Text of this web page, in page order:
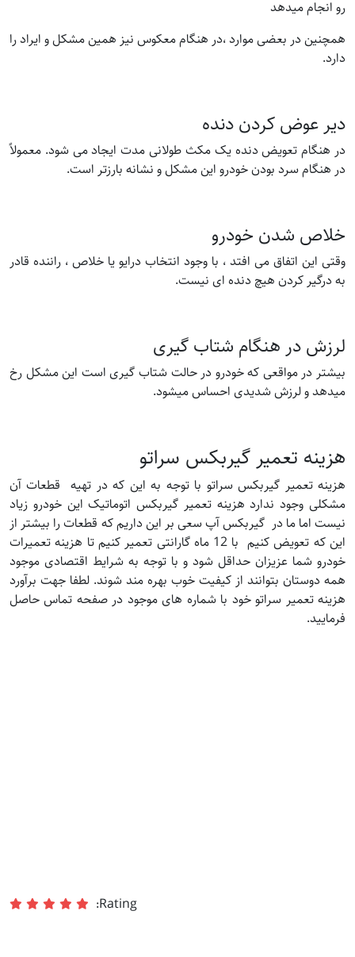
رو انجام میدهد
همچنین در بعضی موارد ،در هنگام معکوس نیز همین مشکل و ایراد را
دارد.
دیر عوض کردن دنده
در هنگام تعویض دنده یک مکث طولانی مدت ایجاد می شود. معمولاً
در هنگام سرد بودن خودرو این مشکل و نشانه بارزتر است.
خلاص شدن خودرو
وقتی این اتفاق می افتد ، با وجود انتخاب درایو یا خلاص ، راننده قادر
به درگیر کردن هیچ دنده ای نیست.
لرزش در هنگام شتاب گیری
بیشتر در مواقعی که خودرو در حالت شتاب گیری است این مشکل رخ
میدهد و لرزش شدیدی احساس میشود.
هزینه تعمیر گیربکس سراتو
هزینه تعمیر گیربکس سراتو با توجه به این که در تهیه قطعات آن
مشکلی وجود ندارد هزینه تعمیر گیربکس اتوماتیک این خودرو زیاد
نیست اما ما در گیربکس آپ سعی بر این داریم که قطعات را بیشتر از
این که تعویض کنیم با 12 ماه گارانتی تعمیر کنیم تا هزینه تعمیرات
خودرو شما عزیزان حداقل شود و با توجه به شرایط اقتصادی موجود
همه دوستان بتوانند از کیفیت خوب بهره مند شوند. لطفا جهت برآورد
هزینه تعمیر سراتو خود با شماره های موجود در صفحه تماس حاصل
فرمایید.
Rating: